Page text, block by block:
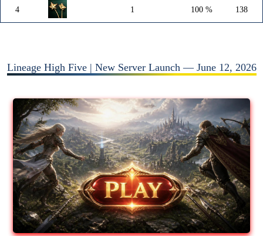
4
1 100 % 138
Lineage High Five | New Server Launch — June 12, 2026